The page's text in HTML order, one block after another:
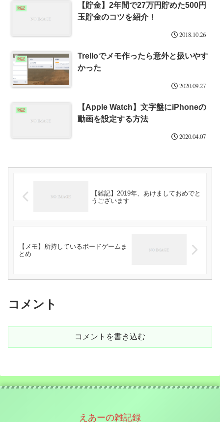
雑記
【貯金】2年間で27万円貯めた500円
玉貯金のコツを紹介！
2018.10.26
雑記
Trelloでメモ作ったら意外と扱いやす
かった
2020.09.27
雑記
【Apple Watch】文字盤にiPhoneの
動画を設定する方法
2020.04.07
【雑記】2019年、あけましておめでと
うございます
【メモ】所持しているボードゲームま
とめ
コメント
コメントを書き込む
えあーの雑記録